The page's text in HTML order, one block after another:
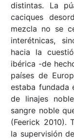
distintas. La
caciques
mezcla no se
interétnicas,
hacia la
ibérica -de
países de
estaba fundada
de linajes
sangre noble
(Feerick 2010).
la supervisión